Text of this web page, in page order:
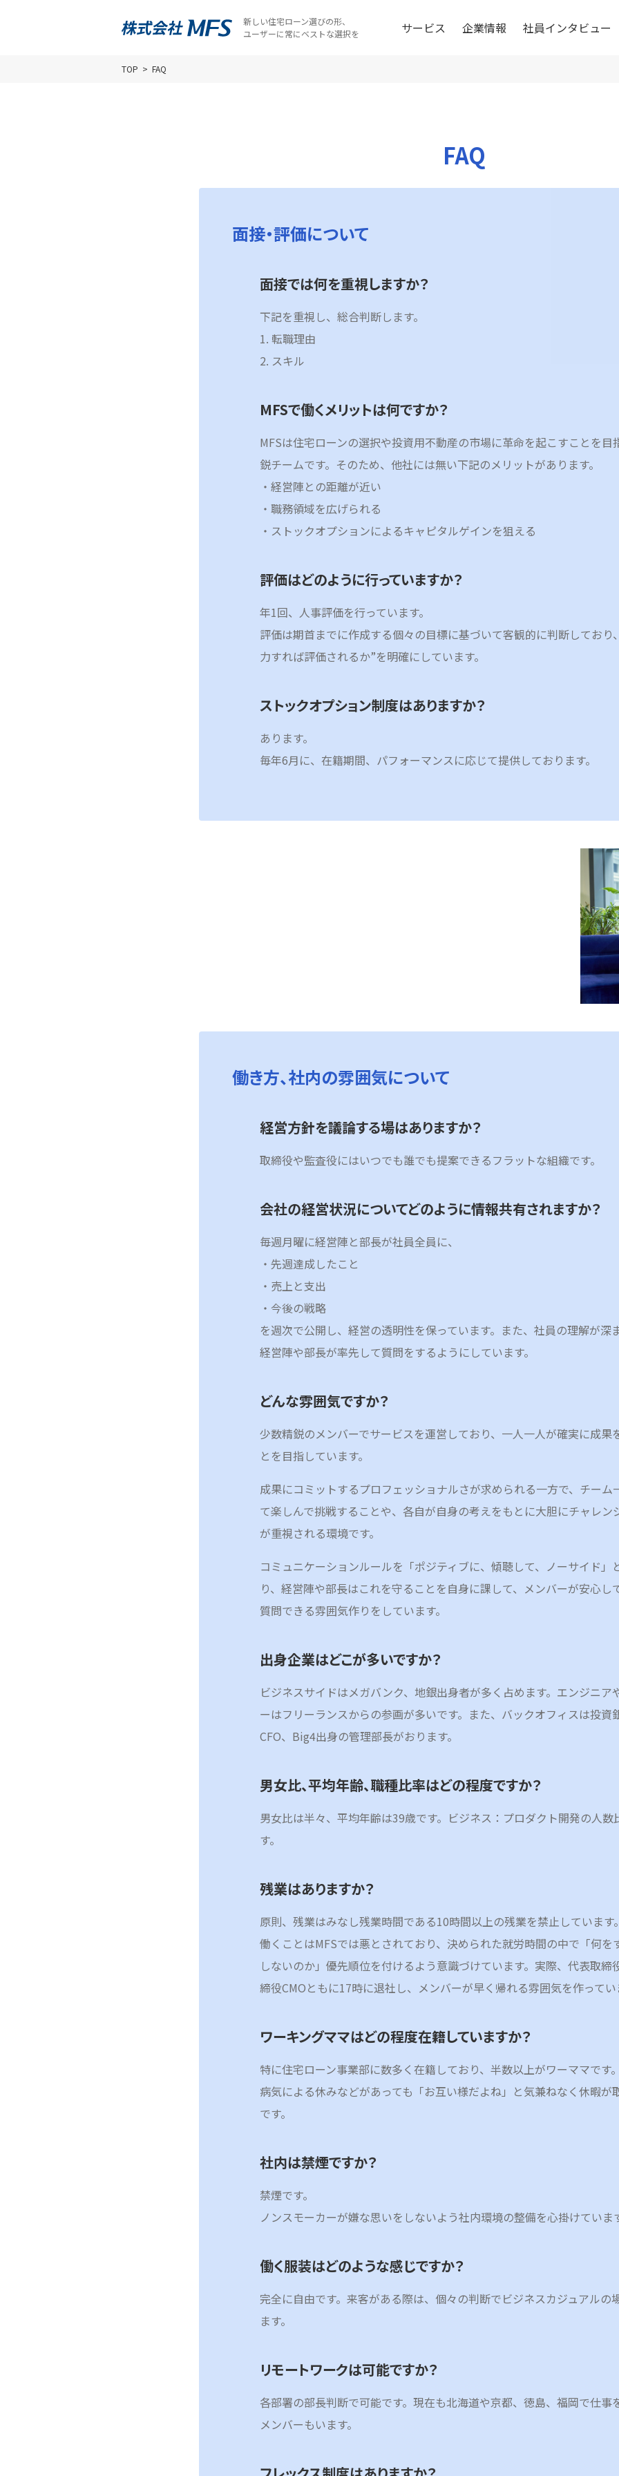
新しい住宅ローン選びの形、
ユーザーに常にベストな選択を
サービス 企業情報 社員インタビュー
TOP FAQ
FAQ
面接・評価について
面接では何を重視しますか？
下記を重視し、総合判断します。
1. 転職理由
2. スキル
MFSで働くメリットは何ですか？
MFSは住宅ローンの選択や投資用不動産の市場に革命を起こすことを目
鋭チームです。そのため、他社には無い下記のメリットがあります。
・経営陣との距離が近い
・職務領域を広げられる
・ストックオプションによるキャピタルゲインを狙える
評価はどのように行っていますか？
年1回、人事評価を行っています。
評価は期首までに作成する個々の目標に基づいて客観的に判断しており
力すれば評価されるか”を明確にしています。
ストックオプション制度はありますか？
あります。
毎年6月に、在籍期間、パフォーマンスに応じて提供しております。
働き方、社内の雰囲気について
経営方針を議論する場はありますか？
取締役や監査役にはいつでも誰でも提案できるフラットな組織です。
会社の経営状況についてどのように情報共有されますか？
毎週月曜に経営陣と部長が社員全員に、
・先週達成したこと
・売上と支出
・今後の戦略
を週次で公開し、経営の透明性を保っています。また、社員の理解が深
経営陣や部長が率先して質問をするようにしています。
どんな雰囲気ですか？
少数精鋭のメンバーでサービスを運営しており、一人一人が確実に成果
とを目指しています。
成果にコミットするプロフェッショナルさが求められる一方で、チーム
て楽しんで挑戦することや、各自が自身の考えをもとに大胆にチャレン
が重視される環境です。
コミュニケーションルールを「ポジティブに、傾聴して、ノーサイド」
り、経営陣や部長はこれを守ることを自身に課して、メンバーが安心し
質問できる雰囲気作りをしています。
出身企業はどこが多いですか？
ビジネスサイドはメガバンク、地銀出身者が多く占めます。エンジニア
ーはフリーランスからの参画が多いです。また、バックオフィスは投資
CFO、Big4出身の管理部長がおります。
男女比、平均年齢、職種比率はどの程度ですか？
男女比は半々、平均年齢は39歳です。ビジネス：プロダクト開発の人数
す。
残業はありますか？
原則、残業はみなし残業時間である10時間以上の残業を禁止しています
働くことはMFSでは悪とされており、決められた就労時間の中で「何を
しないのか」優先順位を付けるよう意識づけています。実際、代表取締
締役CMOともに17時に退社し、メンバーが早く帰れる雰囲気を作ってい
ワーキングママはどの程度在籍していますか？
特に住宅ローン事業部に数多く在籍しており、半数以上がワーママです
病気による休みなどがあっても「お互い様だよね」と気兼ねなく休暇が
です。
社内は禁煙ですか？
禁煙です。
ノンスモーカーが嫌な思いをしないよう社内環境の整備を心掛けていま
働く服装はどのような感じですか？
完全に自由です。来客がある際は、個々の判断でビジネスカジュアルの
ます。
リモートワークは可能ですか？
各部署の部長判断で可能です。現在も北海道や京都、徳島、福岡で仕事
メンバーもいます。